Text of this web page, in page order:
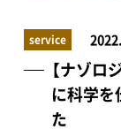
service
【ナゾロ
に科学を
た